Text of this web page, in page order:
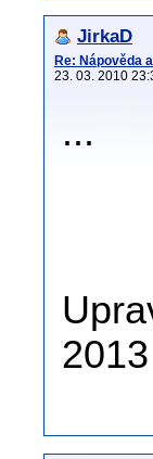
JirkaD
Re: Nápověda
23. 03. 2010
...